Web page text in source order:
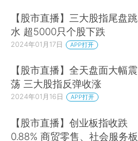
【股市直播】三大股指尾盘跳
水 超5000只个股下跌
2024年01月17日 APP打开
【股市直播】全天盘面大幅震
荡 三大股指反弹收涨
2024年01月16日 APP打开
【股市直播】创业板指收跌
0.88% 商贸零售、社会服务板